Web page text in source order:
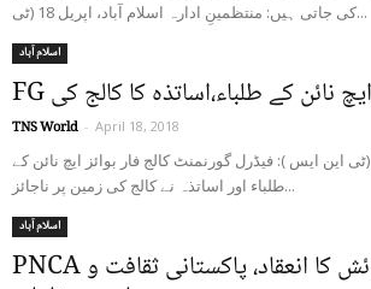
کی جاتی ہیں: منتظمینِ ادارہ اسلام آباد، اپریل 18 (ٹی...
اسلام آباد
TNS World - April 18, 2018
اسلام آباد، اپریل 17(ٹی این ایس ): فیڈرل گورنمنٹ کالج فار بوائز ایچ نائن کے
طلباء اور اساتذہ نے کالج کی زمین پر ناجائز...
اسلام آباد
PNCA میں تصویری نمائش کا انعقاد، پاکستانی ثقافت و